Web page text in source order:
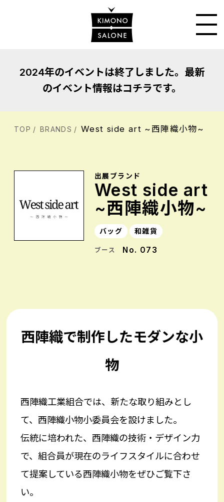
2024年のイベントは終了しました。最新
のイベント情報はコチラです。
TOP BRANDS West side art ~西陣織小物~
出展ブランド
West side art
~西陣織小物~
バッグ 和雑貨
ブース No. 073
西陣織で制作したモダンな小
物
西陣織工業組合では、新たな取り組みとし
て、西陣織小物小委員会を設けました。
伝統に培われた、西陣織の技術・デザイン力
で、組合員が現在のライフスタイルに合わせ
て提案している西陣織小物をぜひご覧下さ
い。